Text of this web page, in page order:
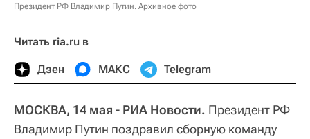
Президент РФ Владимир Путин. Архивное фото
Читать ria.ru в
Дзен МАКС Telegram
МОСКВА, 14 мая - РИА Новости. Президент РФ
Владимир Путин поздравил сборную команду